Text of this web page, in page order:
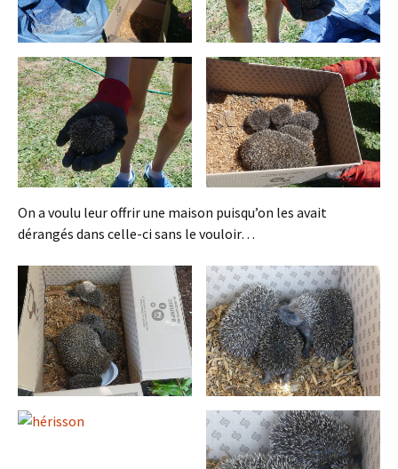
On a voulu leur offrir une maison puisqu’on les avait
dérangés dans celle-ci sans le vouloir…